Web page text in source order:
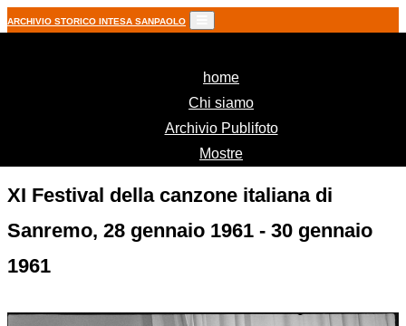
ARCHIVIO STORICO INTESA SANPAOLO
home(current)
Chi siamo
Archivio Publifoto
Mostre
XI Festival della canzone italiana di
Sanremo, 28 gennaio 1961 - 30 gennaio
1961